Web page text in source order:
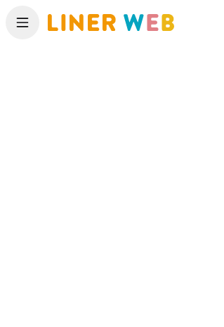
メニュー